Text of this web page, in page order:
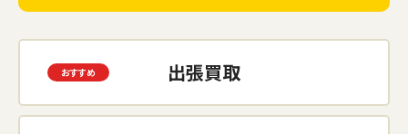
出張買取